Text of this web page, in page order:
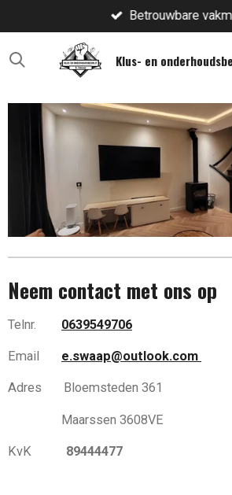
direct
naar
Klus- en
Betrouwbare
Neem contact met ons op
Telnr. 0639549706
Email e.swaap@outlook.com
Adres Bloemsteden 361
Maarssen 3608VE
KvK 89444477